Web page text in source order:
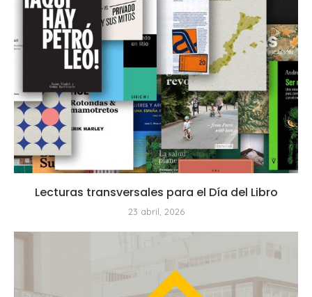
Lecturas transversales para el Día del Libro
23 abril, 2026